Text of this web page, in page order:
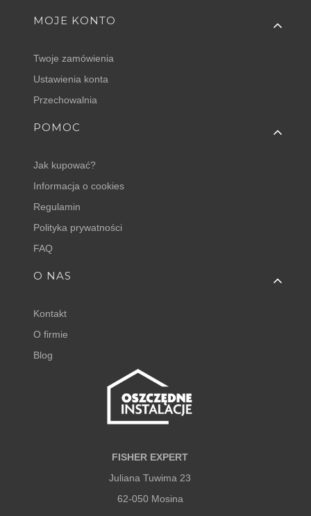
MOJE KONTO
Twoje zamówienia
Ustawienia konta
Przechowalnia
POMOC
Jak kupować?
Informacja o cookies
Regulamin
Polityka prywatności
FAQ
O NAS
Kontakt
O firmie
Blog
FISHER EXPERT
Juliana Tuwima 23
62-050 Mosina